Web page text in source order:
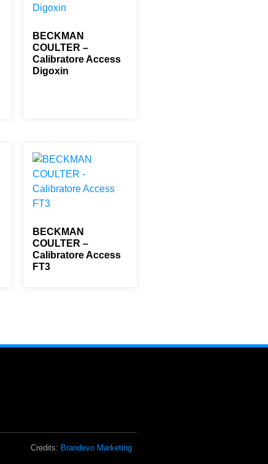
BECKMAN
COULTER –
Calibratore Access
Digoxin
BECKMAN
COULTER –
Calibratore Access
FT3
Credits: Brandevo Marketing